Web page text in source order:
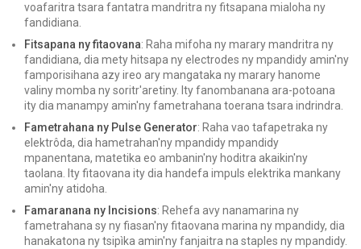
voafaritra tsara fantatra mandritra ny fitsapana mialoha ny
fandidiana.
Fitsapana ny fitaovana: Raha mifoha ny marary mandritra ny
fandidiana, dia mety hitsapa ny electrodes ny mpandidy amin'ny
famporisihana azy ireo ary mangataka ny marary hanome
valiny momba ny soritr'aretiny. Ity fanombanana ara-potoana
ity dia manampy amin'ny fametrahana toerana tsara indrindra.
Fametrahana ny Pulse Generator: Raha vao tafapetraka ny
elektrôda, dia hametrahan'ny mpandidy mpandidy
mpanentana, matetika eo ambanin'ny hoditra akaikin'ny
taolana. Ity fitaovana ity dia handefa impuls elektrika mankany
amin'ny atidoha.
Famaranana ny Incisions: Rehefa avy nanamarina ny
fametrahana sy ny fiasan'ny fitaovana marina ny mpandidy, dia
hanakatona ny tsipìka amin'ny fanjaitra na staples ny mpandidy.